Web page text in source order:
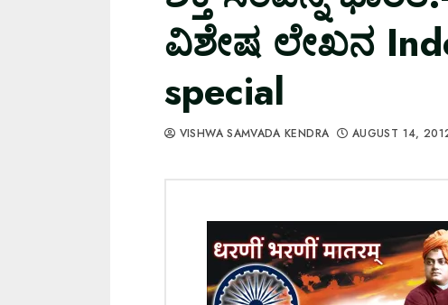
ವಿಶೇಷ ಲೇಖನ
special
VISHWA SAMVADA KENDRA AUGUST 14,